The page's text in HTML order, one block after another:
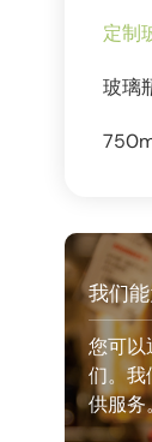
定制
玻璃
我们
您可以
们。我
供服务